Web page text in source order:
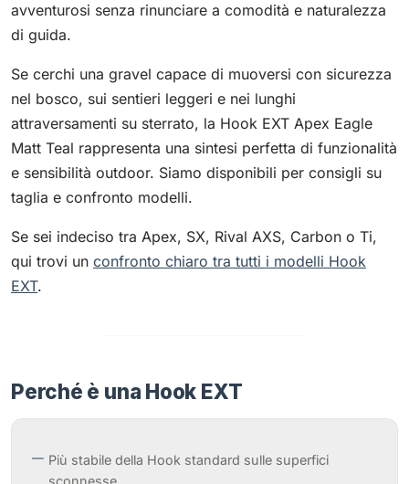
avventurosi senza rinunciare a comodità e naturalezza
di guida.
Se cerchi una gravel capace di muoversi con sicurezza
nel bosco, sui sentieri leggeri e nei lunghi
attraversamenti su sterrato, la Hook EXT Apex Eagle
Matt Teal rappresenta una sintesi perfetta di funzionalità
e sensibilità outdoor. Siamo disponibili per consigli su
taglia e confronto modelli.
Se sei indeciso tra Apex, SX, Rival AXS, Carbon o Ti,
qui trovi un confronto chiaro tra tutti i modelli Hook
EXT.
Perché è una Hook EXT
Più stabile della Hook standard sulle superfici
sconnesse